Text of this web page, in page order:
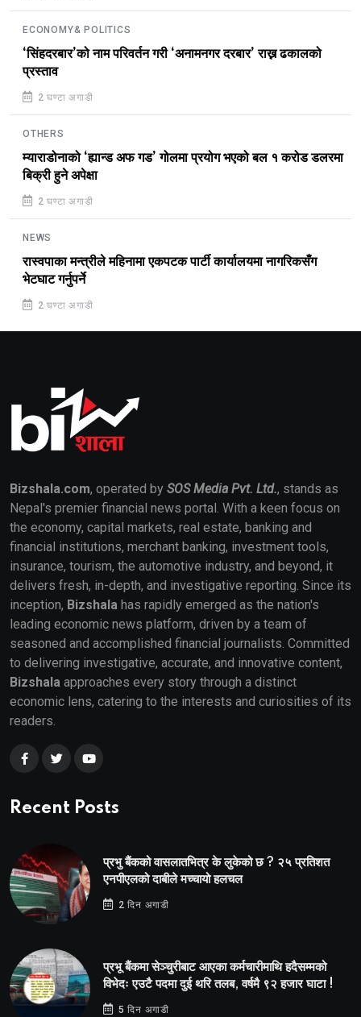
ECONOMY& POLITICS
‘सिंहदरबार’को नाम परिवर्तन गरी ‘अनामनगर दरबार’ राख्न ढकालको
प्रस्ताव
2 घण्टा अगाडी
OTHERS
म्याराडोनाको ‘ह्यान्ड अफ गड’ गोलमा प्रयोग भएको बल १ करोड डलरमा
बिक्री हुने अपेक्षा
2 घण्टा अगाडी
NEWS
रास्वपाका मन्त्रीले महिनामा एकपटक पार्टी कार्यालयमा नागरिकसँग
भेटघाट गर्नुपर्ने
2 घण्टा अगाडी
Bizshala.com, operated by SOS Media Pvt. Ltd., stands as
Nepal's premier financial news portal. With a keen focus on
the economy, capital markets, real estate, banking and
financial institutions, merchant banking, investment tools,
insurance, tourism, the automotive industry, and beyond, it
delivers fresh, in-depth, and investigative reporting. Since its
inception, Bizshala has rapidly emerged as the nation's
leading economic news platform, driven by a team of
seasoned and accomplished financial journalists. Committed
to delivering investigative, accurate, and innovative content,
Bizshala approaches every story through a distinct
economic lens, catering to the interests and curiosities of its
readers.
Recent Posts
प्रभु बैंकको वासलातभित्र के लुकेको छ ? २५ प्रतिशत
एनपीएलको दाबीले मच्चायो हलचल
2 दिन अगाडी
प्रभू बैंकमा सेञ्चुरीबाट आएका कर्मचारीमाथि हदैसम्मको
विभेदः एउटै पदमा दुई थरि तलब, वर्षमै ९२ हजार घाटा !
5 दिन अगाडी